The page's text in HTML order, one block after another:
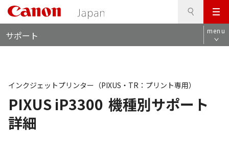
メ
ニ
ュ
サポート menu
PIXUS iP3300 機種別サポート
詳細
インクジェットプリンター（PIXUS・TR：プリント専用）